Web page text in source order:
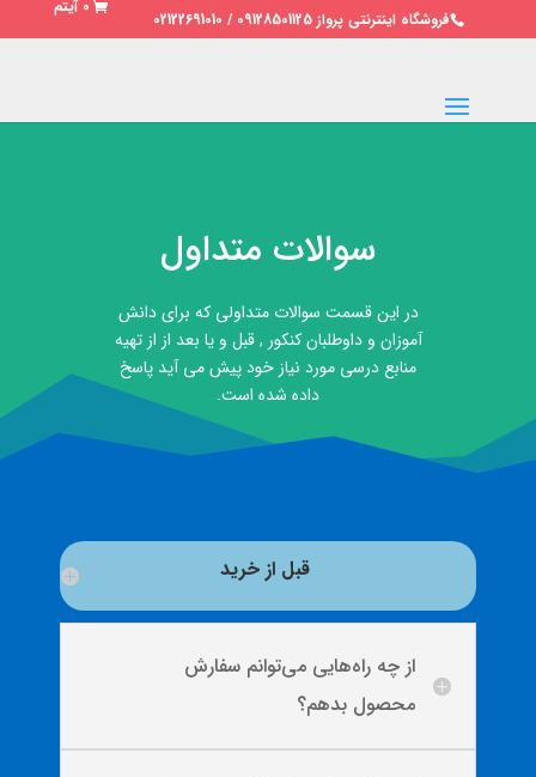
فروشگاه اینترنتی پرواز 09128501125 / 02122691010
0 آیتم
سوالات متداول
در این قسمت سوالات متداولی که برای دانش
آموزان و داوطلبان کنکور , قبل و یا بعد از از تهیه
منابع درسی مورد نیاز خود پیش می آید پاسخ
داده شده است.
قبل از خرید
از چه راه‌هایی می‌توانم سفارش
محصول بدهم؟